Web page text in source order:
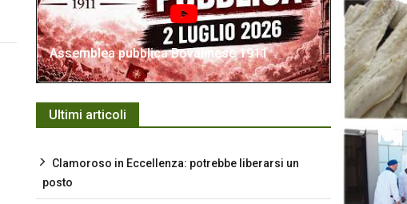
Assemblea pubblica Bovalinese 1911
Ultimi articoli
Clamoroso in Eccellenza: potrebbe liberarsi un
posto